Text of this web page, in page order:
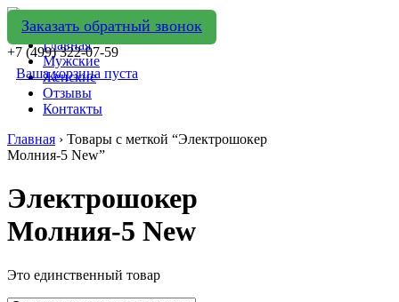
Заказать обратный звонок
+7 (499) 322-07-59
Ваша корзина пуста
Главная
Мужские
Женские
Отзывы
Контакты
Главная › Товары с меткой “Электрошокер
Молния-5 New”
Электрошокер
Молния-5 New
Это единственный товар